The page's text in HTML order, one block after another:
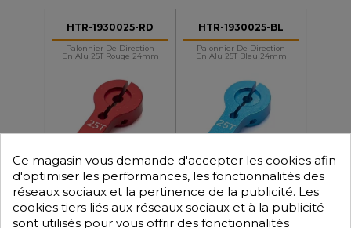
HTR-1930025-RD
Palonnier De Direction
En Alu 25T Rouge 24mm
Prix
8,90 € - +
HTR-1930025-BL
Palonnier De Direction
En Alu 25T Bleu 24mm
Prix
8,90 € - +
Ce magasin vous demande d'accepter les cookies afin
d'optimiser les performances, les fonctionnalités des
réseaux sociaux et la pertinence de la publicité. Les
cookies tiers liés aux réseaux sociaux et à la publicité
sont utilisés pour vous offrir des fonctionnalités